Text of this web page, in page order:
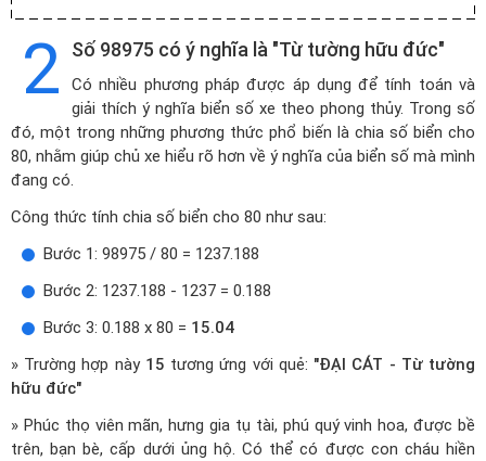
2 Số 98975 có ý nghĩa là "Từ tường hữu đức"
Có nhiều phương pháp được áp dụng để tính toán và
giải thích ý nghĩa biển số xe theo phong thủy. Trong số
đó, một trong những phương thức phổ biến là chia số biển cho
80, nhằm giúp chủ xe hiểu rõ hơn về ý nghĩa của biển số mà mình
đang có.
Công thức tính chia số biển cho 80 như sau:
Bước 1: 98975 / 80 = 1237.188
Bước 2: 1237.188 - 1237 = 0.188
Bước 3: 0.188 x 80 = 15.04
» Trường hợp này 15 tương ứng với quẻ: "ĐẠI CÁT - Từ tường
hữu đức"
» Phúc thọ viên mãn, hưng gia tụ tài, phú quý vinh hoa, được bề
trên, bạn bè, cấp dưới ủng hộ. Có thể có được con cháu hiền